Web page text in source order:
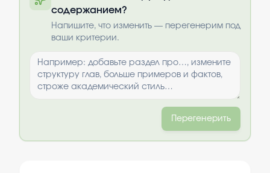
содержанием?
Напишите, что изменить — перегенерим под
ваши критерии.
Перегенерить